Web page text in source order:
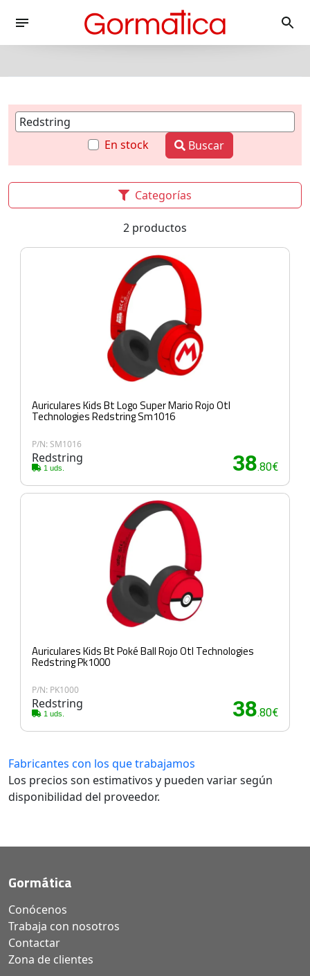
En stock Buscar
Categorías
2 productos
Auriculares Kids Bt Logo Super Mario Rojo Otl
Technologies Redstring Sm1016
P/N: SM1016
Redstring
1 uds. 38.80€
Auriculares Kids Bt Poké Ball Rojo Otl Technologies
Redstring Pk1000
P/N: PK1000
Redstring
1 uds. 38.80€
Fabricantes con los que trabajamos
Los precios son estimativos y pueden variar según
disponibilidad del proveedor.
Gormática
Conócenos
Trabaja con nosotros
Contactar
Zona de clientes